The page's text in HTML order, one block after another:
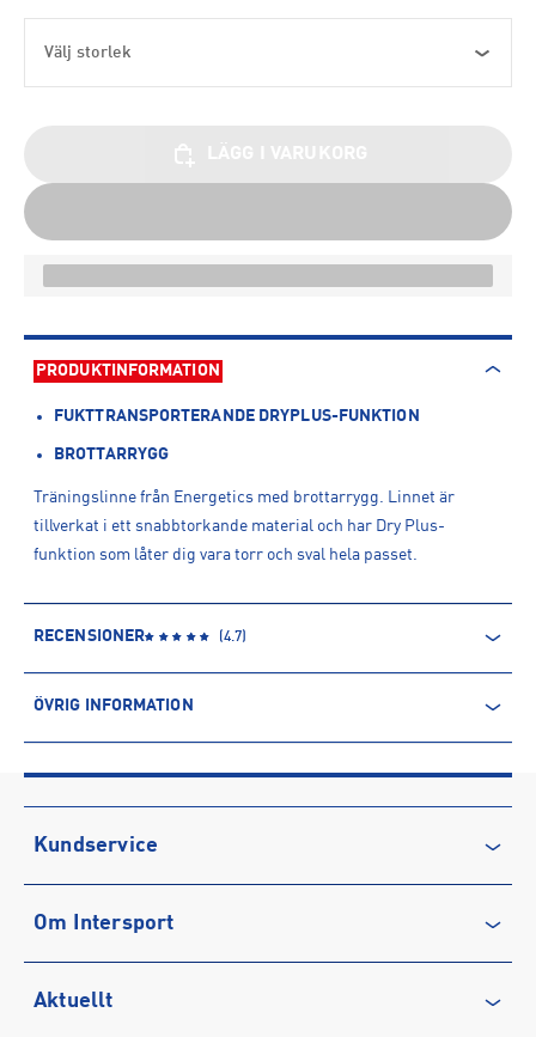
Välj storlek
PRODUKTINFORMATION
FUKTTRANSPORTERANDE DRYPLUS-FUNKTION
BROTTARRYGG
Träningslinne från Energetics med brottarrygg. Linnet är
tillverkat i ett snabbtorkande material och har Dry Plus-
funktion som låter dig vara torr och sval hela passet.
RECENSIONER (4.7)
ÖVRIG INFORMATION
Produktnummer: 1571963
Leverantörens produktnummer: 1571963
Artikelnummer: 157196303-GREIGE
Tillverkaradress
Kontakt tillverkare: kundservice@intersport.se
Kundservice
Vanliga frågor & svar
Köpvillkor
Om Intersport
Karriär på INTERSPORT
Aktuellt